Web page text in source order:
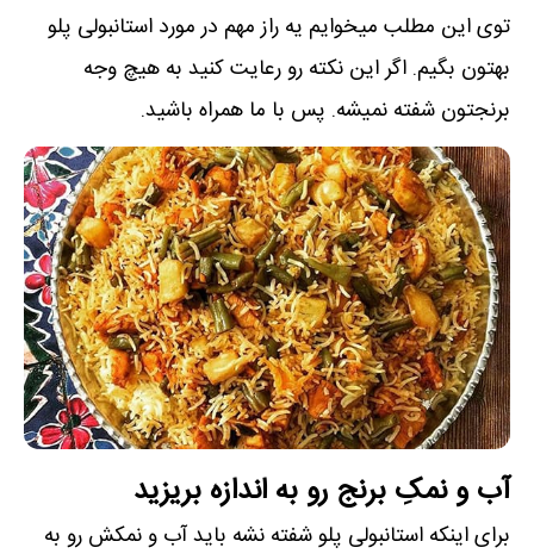
توی این مطلب میخوایم یه راز مهم در مورد استانبولی پلو
بهتون بگیم. اگر این نکته رو رعایت کنید به هیچ وجه
برنجتون شفته نمیشه. پس با ما همراه باشید.
آب و نمکِ برنج رو به اندازه بریزید
برای اینکه استانبولی پلو شفته نشه باید آب و نمکش رو به